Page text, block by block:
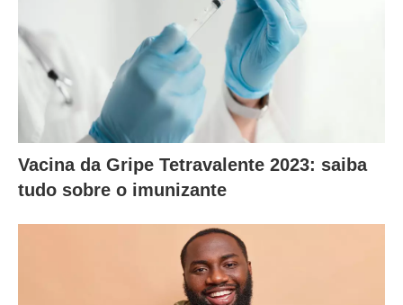
Vacina da Gripe Tetravalente 2023: saiba
tudo sobre o imunizante